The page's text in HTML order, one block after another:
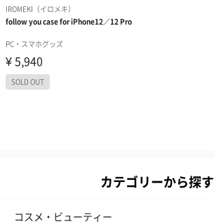
カテゴリーから探す
コスメ・ビューティー